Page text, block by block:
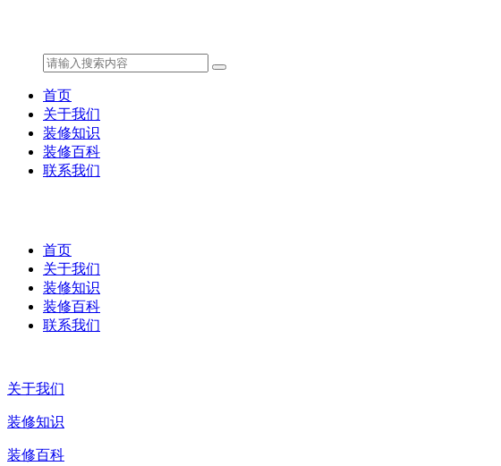
首页
关于我们
装修知识
装修百科
联系我们
首页
关于我们
装修知识
装修百科
联系我们
关于我们
装修知识
装修百科